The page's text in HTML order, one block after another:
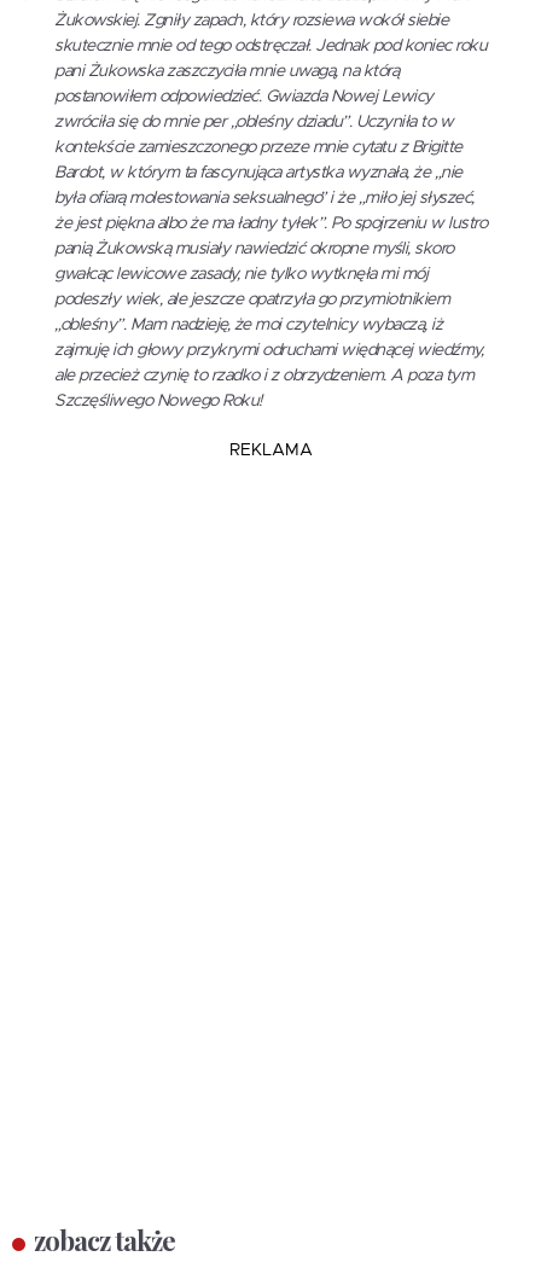
Żukowskiej. Zgniły zapach, który rozsiewa wokół siebie
skutecznie mnie od tego odstręczał. Jednak pod koniec roku
pani Żukowska zaszczyciła mnie uwagą, na którą
postanowiłem odpowiedzieć. Gwiazda Nowej Lewicy
zwróciła się do mnie per „obleśny dziadu”. Uczyniła to w
kontekście zamieszczonego przeze mnie cytatu z Brigitte
Bardot, w którym ta fascynująca artystka wyznała, że „nie
była ofiarą molestowania seksualnego” i że „miło jej słyszeć,
że jest piękna albo że ma ładny tyłek”. Po spojrzeniu w lustro
panią Żukowską musiały nawiedzić okropne myśli, skoro
gwałcąc lewicowe zasady, nie tylko wytknęła mi mój
podeszły wiek, ale jeszcze opatrzyła go przymiotnikiem
„obleśny”. Mam nadzieję, że moi czytelnicy wybaczą, iż
zajmuję ich głowy przykrymi odruchami więdnącej wiedźmy,
ale przecież czynię to rzadko i z obrzydzeniem. A poza tym
Szczęśliwego Nowego Roku!
REKLAMA
zobacz także